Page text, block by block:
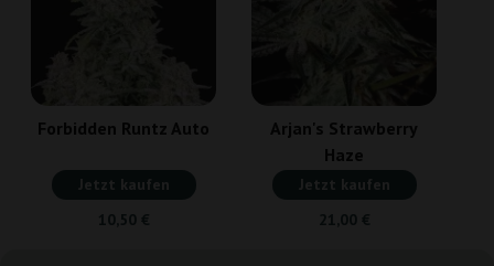
Forbidden Runtz Auto
Jetzt kaufen
10,50 €
Arjan's Strawberry
Haze
Jetzt kaufen
21,00 €